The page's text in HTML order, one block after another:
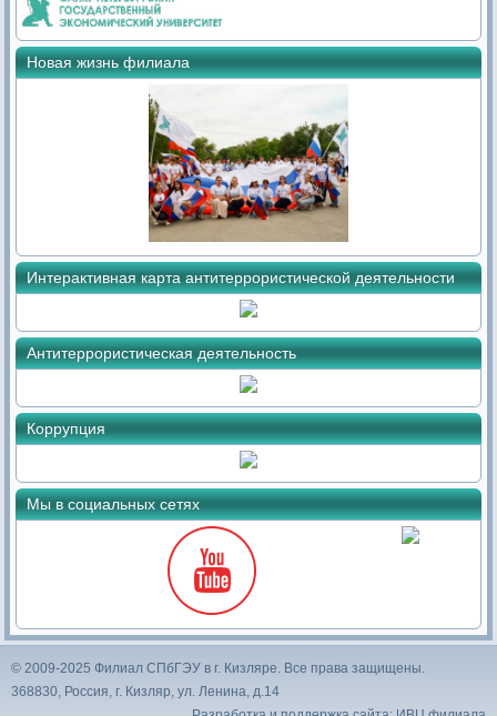
Новая жизнь филиала
Интерактивная карта антитеррористической деятельности
Антитеррористическая деятельность
Коррупция
Мы в социальных сетях
© 2009-2025 Филиал СПбГЭУ в г. Кизляре. Все права защищены.
368830, Россия, г. Кизляр, ул. Ленина, д.14